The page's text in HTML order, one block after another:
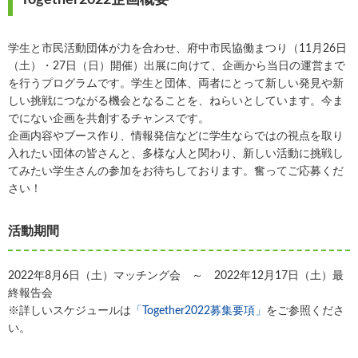
学生と市民活動団体が力を合わせ、府中市民協働まつり（11月26日
（土）・27日（日）開催）出展に向けて、企画から当日の運営まで
を行うプログラムです。学生と団体、両者にとって新しい発見や新
しい挑戦につながる機会となることを、ねらいとしています。今ま
でにない企画を共創するチャンスです。
企画内容やブース作り、情報発信などに学生ならではの視点を取り
入れたい団体の皆さんと、多様な人と関わり、新しい活動に挑戦し
てみたい学生さんの参加をお待ちしております。奮ってご応募くだ
さい！
活動期間
2022年8月6日（土）マッチング会 ～ 2022年12月17日（土）最
終報告会
※詳しいスケジュールは 「Together2022募集要項」 をご参照くださ
い。